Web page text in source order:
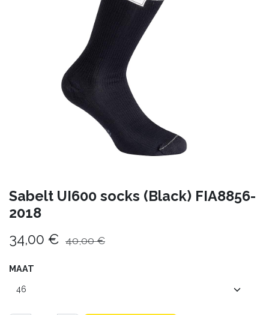
Sabelt UI600 socks (Black) FIA8856-
2018
34,00 € 40,00€
MAAT